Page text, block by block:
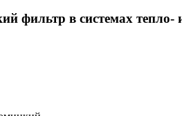
фильтр в системах тепло-